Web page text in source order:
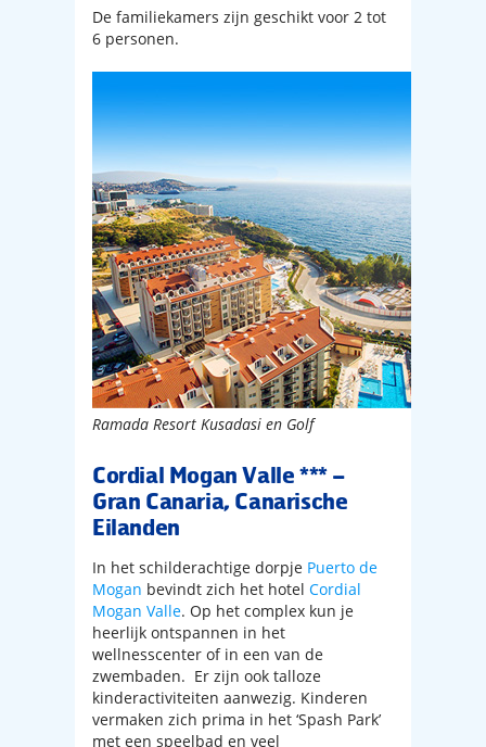
De familiekamers zijn geschikt voor 2 tot
6 personen.
Ramada Resort Kusadasi en Golf
Cordial Mogan Valle *** –
Gran Canaria, Canarische
Eilanden
In het schilderachtige dorpje Puerto de
Mogan bevindt zich het hotel Cordial
Mogan Valle. Op het complex kun je
heerlijk ontspannen in het
wellnesscenter of in een van de
zwembaden. Er zijn ook talloze
kinderactiviteiten aanwezig. Kinderen
vermaken zich prima in het ‘Spash Park’
met een speelbad en veel